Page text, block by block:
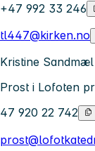
+47 992 33 246
tl447@kirken.no
Kristine Sandmæl
Prost i Lofoten
47 920 22 742